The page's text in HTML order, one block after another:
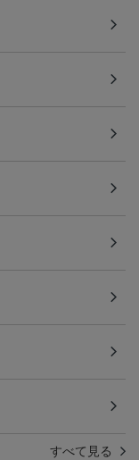
すべて見る